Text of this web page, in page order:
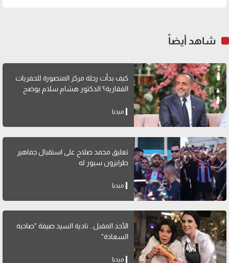
شاهد أيضاً
كيف بدأت رحلة مركز المنصورة للحفريات
الفقارية؟ الدكتور هشام سلام يوضح
ميديا
تعليق محمد صلاح على استقبال جماهير
طرابزون سبور له
ميديا
الأحد المقبل.. نادية السيد ضيفة "صاحبة
السعادة"
ميديا